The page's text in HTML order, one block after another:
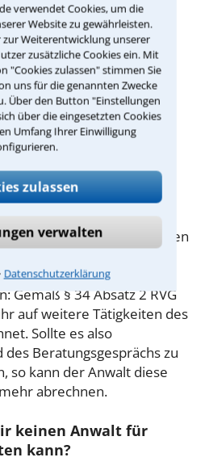
verwendet Cookies, um die
Website zu gewährleisten.
Weiterentwicklung unserer
zusätzliche Cookies ein. Mit
"Cookies zulassen" stimmen Sie
uns für die genannten Zwecke
Über den Button "Einstellungen
über die eingesetzten Cookies
Umfang Ihrer Einwilligung
zulassen
verwalten
Datenschutzerklärung
in Idar-Oberstein für eine
ist in §34 des
(RVG) geregelt. Die
betragen
€ zzgl. MwSt.
nur für Verbraucher. Für
gilt diese
die Kostenfrage mit Ihrem
schon zu Beginn der ersten
Gemäß § 34 Absatz 2 RVG
auf weitere Tätigkeiten des
Sollte es also
Beratungsgesprächs zu
so kann der Anwalt diese
abrechnen.
keinen Anwalt für
kann?